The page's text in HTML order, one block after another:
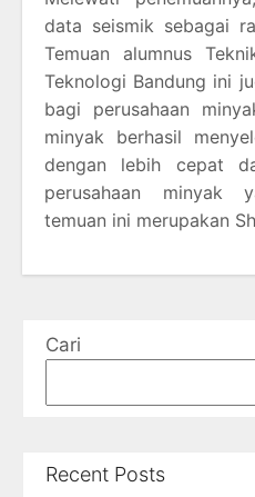
data seismik sebagai
Temuan alumnus
Teknologi Bandung ini
bagi perusahaan
minyak berhasil
dengan lebih cepat
perusahaan minyak
temuan ini merupakan
Cari
Recent Posts